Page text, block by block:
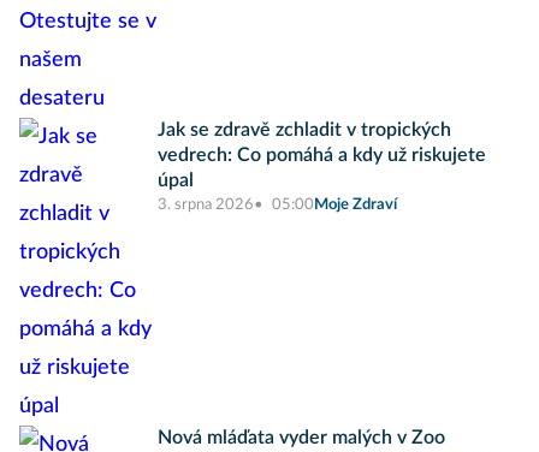
Jak se zdravě zchladit v tropických
vedrech: Co pomáhá a kdy už riskujete
úpal
3. srpna 2026 05:00 Moje Zdraví
Nová mláďata vyder malých v Zoo